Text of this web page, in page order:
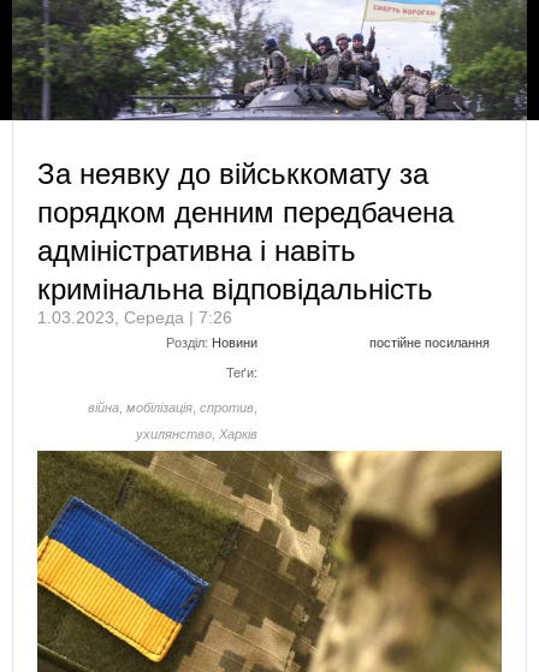
За неявку до військкомату за
порядком денним передбачена
адміністративна і навіть
кримінальна відповідальність
1.03.2023, Середа | 7:26
Розділ: Новини постійне посилання
Теґи:
війна мобілізація спротив
ухилянство Харків